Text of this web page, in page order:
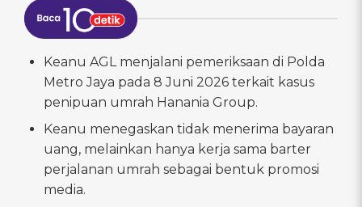
Keanu AGL menjalani pemeriksaan di Polda
Metro Jaya pada 8 Juni 2026 terkait kasus
penipuan umrah Hanania Group.
Keanu menegaskan tidak menerima bayaran
uang, melainkan hanya kerja sama barter
perjalanan umrah sebagai bentuk promosi
media.